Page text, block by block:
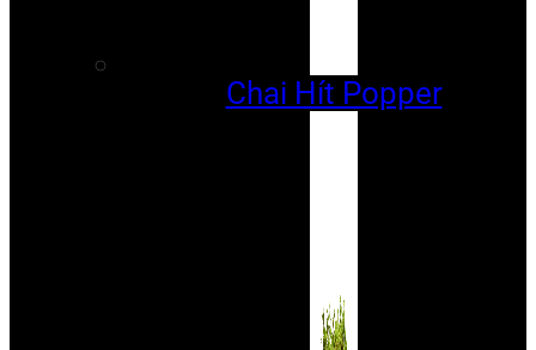
Chai Hít Popper